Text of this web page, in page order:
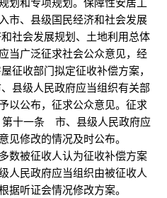
市、县级国民经济和社会发展
会发展规划、土地利用总体
当广泛征求社会公众意见，经
部门拟定征收补偿方案，
级人民政府应当组织有关部
以公布，征求公众意见。征求
十一条 市、县级人民政府应
意见修改的情况及时公布。
数被征收人认为征收补偿方案
人民政府应当组织由被征收人
根据听证会情况修改方案。